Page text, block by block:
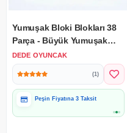
Yumuşak Bloki Blokları 38
Parça - Büyük Yumuşak
Bloklar - Büyük Soft Lego
Oyuncakları
DEDE OYUNCAK
(1)
Hediye Paketine Uygun